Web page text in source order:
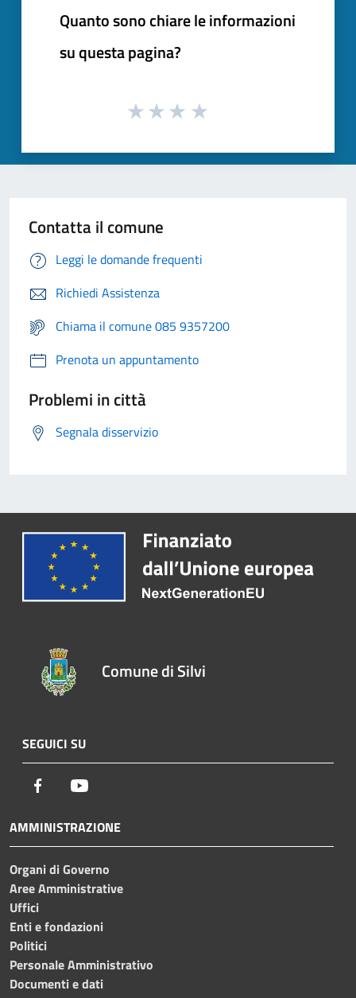
Quanto sono chiare le informazioni
su questa pagina?
Contatta il comune
Leggi le domande frequenti
Richiedi Assistenza
Chiama il comune 085 9357200
Prenota un appuntamento
Problemi in città
Segnala disservizio
Comune di Silvi
SEGUICI SU
Facebook
AMMINISTRAZIONE
Organi di Governo
Aree Amministrative
Uffici
Enti e fondazioni
Politici
Personale Amministrativo
Documenti e dati